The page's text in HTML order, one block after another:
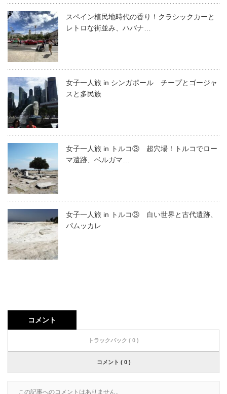
スペイン植民地時代の香り！クラシックカーと
レトロな街並み、ハバナ…
女子一人旅 in シンガポール チープとゴージャ
スと多民族
女子一人旅 in トルコ③ 超穴場！トルコでロー
マ遺跡、ベルガマ…
女子一人旅 in トルコ③ 白い世界と古代遺跡、
パムッカレ
コメント
トラックバック ( 0 )
コメント ( 0 )
この記事へのコメントはありません。